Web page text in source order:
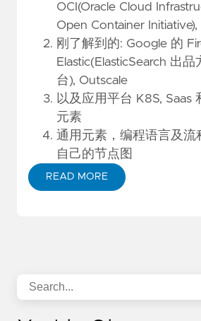
OCI(Oracle Cloud
Open Container
刚了解到的: Google 的
Elastic(ElasticSearch 出
台), Outscale
以及应用平台 K8S, Saas
元素
通用元素，编程语言及流
自己的节点图
READ MORE